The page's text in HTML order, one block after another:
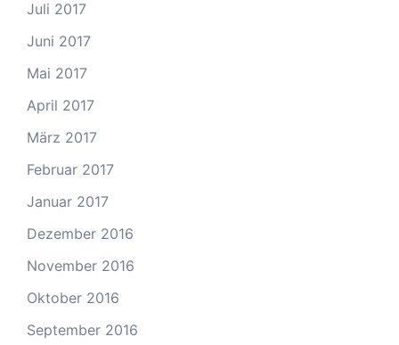
Juli 2017
Juni 2017
Mai 2017
April 2017
März 2017
Februar 2017
Januar 2017
Dezember 2016
November 2016
Oktober 2016
September 2016